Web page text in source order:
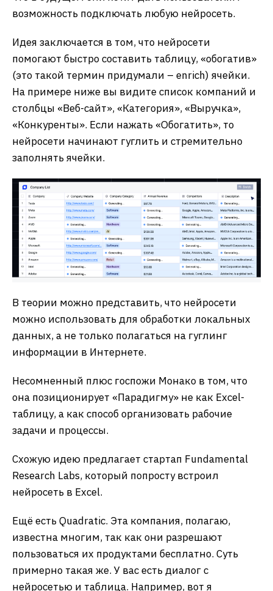
возможность подключать любую нейросеть.
Идея заключается в том, что нейросети
помогают быстро составить таблицу, «обогатив»
(это такой термин придумали – enrich) ячейки.
На примере ниже вы видите список компаний и
столбцы «Веб-сайт», «Категория», «Выручка»,
«Конкуренты». Если нажать «Обогатить», то
нейросети начинают гуглить и стремительно
заполнять ячейки.
В теории можно представить, что нейросети
можно использовать для обработки локальных
данных, а не только полагаться на гуглинг
информации в Интернете.
Несомненный плюс госпожи Монако в том, что
она позиционирует «Парадигму» не как Excel-
таблицу, а как способ организовать рабочие
задачи и процессы.
Схожую идею предлагает стартап Fundamental
Research Labs, который попросту встроил
нейросеть в Excel.
Ещё есть Quadratic. Эта компания, полагаю,
известна многим, так как они разрешают
пользоваться их продуктами бесплатно. Суть
примерно такая же. У вас есть диалог с
нейросетью и таблица. Например, вот я